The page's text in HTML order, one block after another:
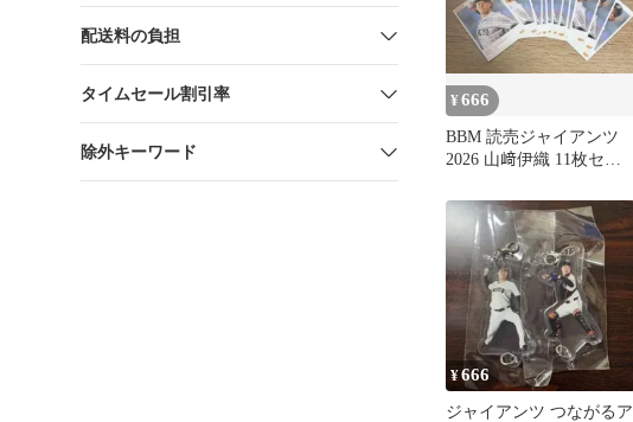
配送料の負担
タイムセール割引率
除外キーワード
¥666
BBM 読売ジャイアンツ
2026 山﨑伊織 11枚セッ
¥666
ジャイアンツ つながるア